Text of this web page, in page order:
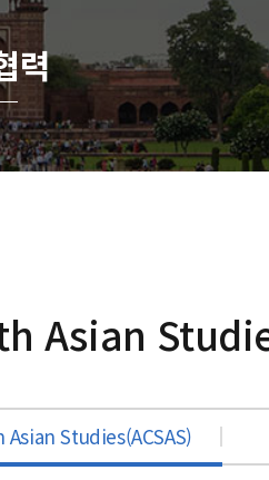
력
Asian
Studies(ACSAS)